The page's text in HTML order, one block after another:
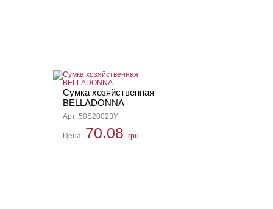
Сумка хозяйственная
BELLADONNA
Арт. 50S20023Y
Цена: 70.08 грн